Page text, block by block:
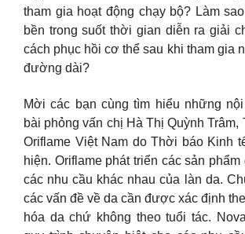
tham gia hoạt động chạy bộ? Làm
bền trong suốt thời gian diễn ra giải
cách phục hồi cơ thể sau khi tham gia
đường dài?
Mời các bạn cùng tìm hiểu những
bài phỏng vấn chị Hà Thị Quỳnh Trâm,
Oriflame Việt Nam do Thời báo Kinh
hiện. Oriflame phát triển các sản
các nhu cầu khác nhau của làn da.
các vấn đề về da cần được xác định
hóa da chứ không theo tuổi tác.